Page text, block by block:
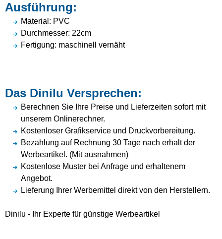
Ausführung:
Material: PVC
Durchmesser: 22cm
Fertigung: maschinell vernäht
Das Dinilu Versprechen:
Berechnen Sie Ihre Preise und Lieferzeiten sofort mit
unserem Onlinerechner.
Kostenloser Grafikservice und Druckvorbereitung.
Bezahlung auf Rechnung 30 Tage nach erhalt der
Werbeartikel. (Mit ausnahmen)
Kostenlose Muster bei Anfrage und erhaltenem
Angebot.
Lieferung Ihrer Werbemittel direkt von den Herstellern.
Dinilu - Ihr Experte für günstige Werbeartikel